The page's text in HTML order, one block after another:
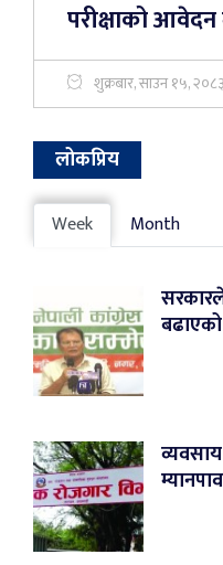
परीक्षाको आवेदन
शुक्रबार, साउन १५, २०८३
लोकप्रिय
Week Month